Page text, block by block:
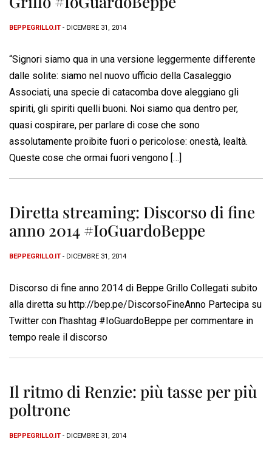
BEPPEGRILLO.IT - DICEMBRE 31, 2014
“Signori siamo qua in una versione leggermente differente
dalle solite: siamo nel nuovo ufficio della Casaleggio
Associati, una specie di catacomba dove aleggiano gli
spiriti, gli spiriti quelli buoni. Noi siamo qua dentro per,
quasi cospirare, per parlare di cose che sono
assolutamente proibite fuori o pericolose: onestà, lealtà.
Queste cose che ormai fuori vengono […]
Diretta streaming: Discorso di fine
anno 2014 #IoGuardoBeppe
BEPPEGRILLO.IT - DICEMBRE 31, 2014
Discorso di fine anno 2014 di Beppe Grillo Collegati subito
alla diretta su http://bep.pe/DiscorsoFineAnno Partecipa su
Twitter con l’hashtag #IoGuardoBeppe per commentare in
tempo reale il discorso
Il ritmo di Renzie: più tasse per più
poltrone
BEPPEGRILLO.IT - DICEMBRE 31, 2014